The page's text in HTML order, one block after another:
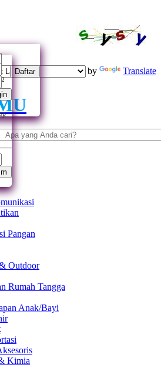
Daftar Powered by Translate
Pangan
Outdoor
Rumah Tangga
Anak/Bayi
Kimia